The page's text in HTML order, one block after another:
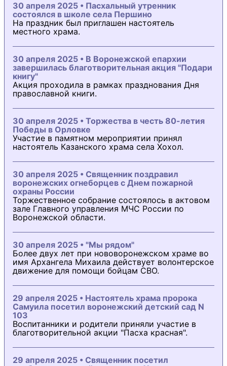
30 апреля 2025 • Пасхальный утренник
состоялся в школе села Першино
На праздник был приглашен настоятель
местного храма.
30 апреля 2025 • В Воронежской епархии
завершилась благотворительная акция "Подари
книгу"
Акция проходила в рамках празднования Дня
православной книги.
30 апреля 2025 • Торжества в честь 80-летия
Победы в Орловке
Участие в памятном мероприятии принял
настоятель Казанского храма села Хохол.
30 апреля 2025 • Священник поздравил
воронежских огнеборцев с Днем пожарной
охраны России
Торжественное собрание состоялось в актовом
зале Главного управления МЧС России по
Воронежской области.
30 апреля 2025 • "Мы рядом"
Более двух лет при нововоронежском храме во
имя Архангела Михаила действует волонтерское
движение для помощи бойцам СВО.
29 апреля 2025 • Настоятель храма пророка
Самуила посетил воронежский детский сад N
103
Воспитанники и родители приняли участие в
благотворительной акции "Пасха красная".
29 апреля 2025 • Священник посетил